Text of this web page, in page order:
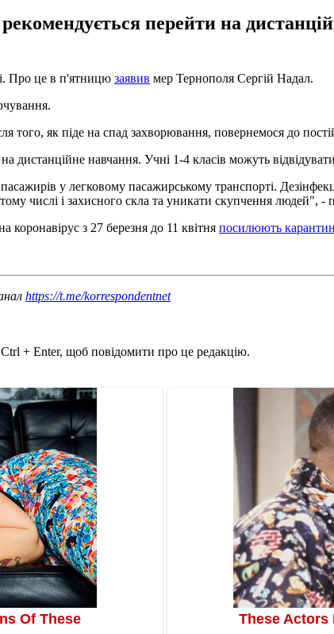
перейти на
Про це в п'ятницю заявив мер Тернополя Сергій Надал.
того, як піде на спад захворювання, повернемося до
дистанційне навчання. Учні 1-4 класів можуть
у легковому пасажирському транспорті.
числі і захисного скла та уникати скупчення людей",
коронавірус з 27 березня до 11 квітня посилюють карантин
https://t.me/korrespondentnet
+ Enter, щоб повідомити про це редакцію.